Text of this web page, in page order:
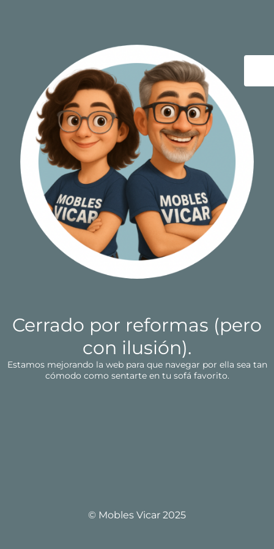
Cerrado por reformas (pero
con ilusión).
Estamos mejorando la web para que navegar por ella sea tan
cómodo como sentarte en tu sofá favorito.
© Mobles Vicar 2025